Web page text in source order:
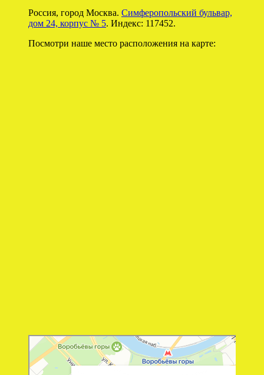
Россия, город Москва. Симферопольский бульвар,
дом 24, корпус № 5. Индекс: 117452.
Посмотри наше место расположения на карте:
Перевозки 978
Перевозка негабаритных грузов в Москве
Автомобильные грузоперевозки в Москве